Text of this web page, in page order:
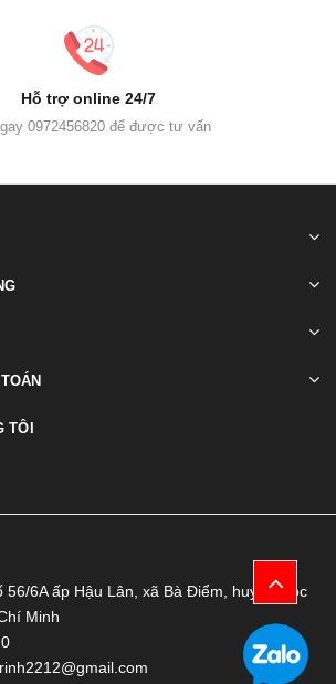
Hỗ trợ online 24/7
0972456820 để được tư vấn
TÔI
56/6A ấp Hậu Lân, xã Bà Điểm, huyện Hóc
Minh